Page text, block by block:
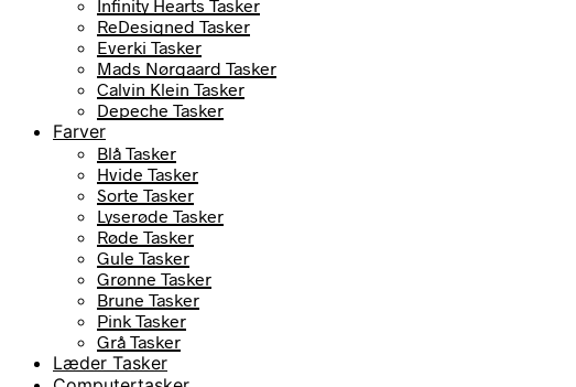
Infinity Hearts Tasker
ReDesigned Tasker
Everki Tasker
Mads Nørgaard Tasker
Calvin Klein Tasker
Depeche Tasker
Farver
Blå Tasker
Hvide Tasker
Sorte Tasker
Lyserøde Tasker
Røde Tasker
Gule Tasker
Grønne Tasker
Brune Tasker
Pink Tasker
Grå Tasker
Læder Tasker